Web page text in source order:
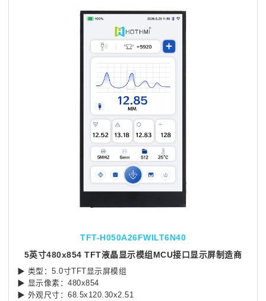
TFT-H050A26FWILT6N40
5英寸480x854 TFT液晶显示模组MCU接口显示屏制造商
▶ 类型：5.0寸TFT显示屏模组
▶ 显示像素：480x854
▶ 外观尺寸：68.5x120.30x2.51